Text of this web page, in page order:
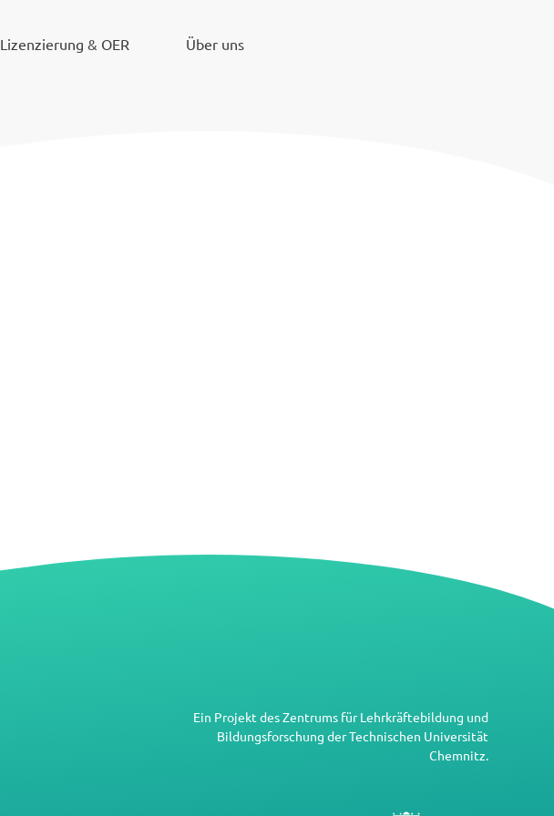
Lizenzierung & OER Über uns
Ein Projekt desZentrums für Lehrkräftebildung und
Bildungsforschung derTechnischen Universität
Chemnitz.